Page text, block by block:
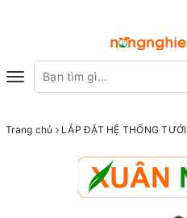
Toggle
Trang chủ LẮP ĐẶT HỆ THỐNG TƯỚI